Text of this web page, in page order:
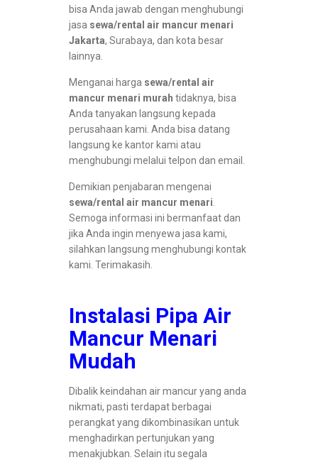
bisa Anda jawab dengan menghubungi
jasa sewa/rental air mancur menari
Jakarta, Surabaya, dan kota besar
lainnya.
Menganai harga sewa/rental air
mancur menari murah tidaknya, bisa
Anda tanyakan langsung kepada
perusahaan kami. Anda bisa datang
langsung ke kantor kami atau
menghubungi melalui telpon dan email.
Demikian penjabaran mengenai
sewa/rental air mancur menari
Semoga informasi ini bermanfaat dan
jika Anda ingin menyewa jasa kami,
silahkan langsung menghubungi kontak
kami. Terimakasih.
Instalasi Pipa Air
Mancur Menari
Mudah
Dibalik keindahan air mancur yang anda
nikmati, pasti terdapat berbagai
perangkat yang dikombinasikan untuk
menghadirkan pertunjukan yang
menakjubkan. Selain itu segala